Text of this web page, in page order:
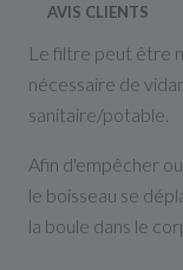
AVIS CLIENTS
Le filtre peut être
nécessaire de
sanitaire/potable.
Afin d'empêcher
le boisseau se
la boule dans le